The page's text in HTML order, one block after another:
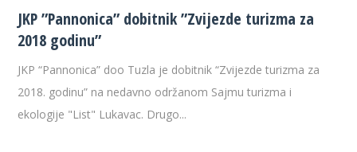
JKP ”Pannonica” dobitnik ”Zvijezde turizma za
2018 godinu”
JKP “Pannonica” doo Tuzla je dobitnik “Zvijezde turizma za
2018. godinu” na nedavno održanom Sajmu turizma i
ekologije "List" Lukavac. Drugo...